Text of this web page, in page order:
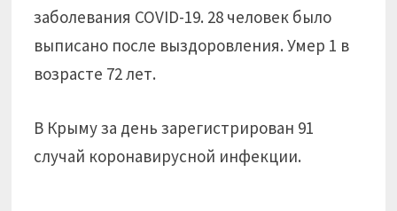
заболевания COVID-19. 28 человек было
выписано после выздоровления. Умер 1 в
возрасте 72 лет.
В Крыму за день зарегистрирован 91
случай коронавирусной инфекции.